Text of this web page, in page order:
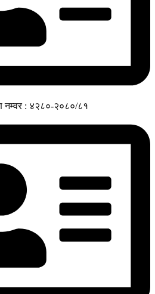
नम्वर : ४२८०-२०८०/८१